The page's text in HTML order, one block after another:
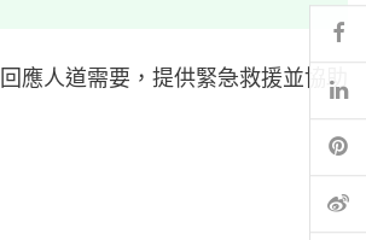
應人道需要，提供緊急救援並協助